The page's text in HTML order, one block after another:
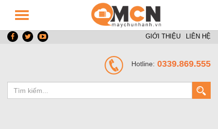
GIỚI THIỆU LIÊN HỆ
Hotline: 0339.869.555